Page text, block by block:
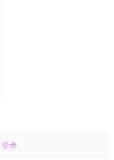
登录